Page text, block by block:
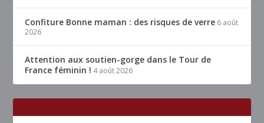
Confiture Bonne maman : des risques de verre 6 août
2026
Attention aux soutien-gorge dans le Tour de
France féminin ! 4 août 2026